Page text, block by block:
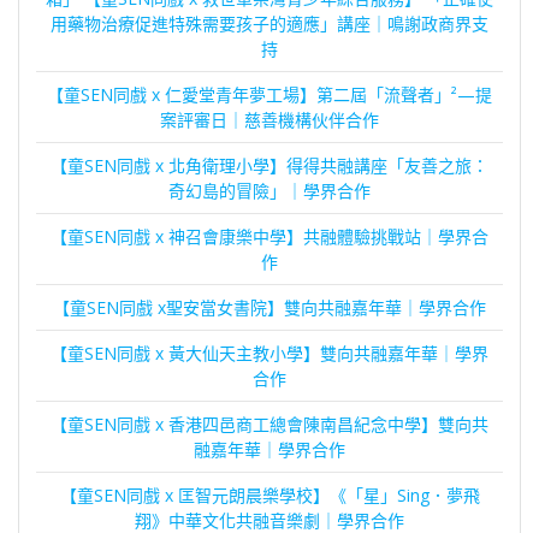
用藥物治療促進特殊需要孩子的適應」講座｜鳴謝政商界支
持
【童SEN同戲 x 仁愛堂青年夢工場】第二屆「流聲者」²—提
案評審日｜慈善機構伙伴合作
【童SEN同戲 x 北角衛理小學】得得共融講座「友善之旅：
奇幻島的冒險」｜學界合作
【童SEN同戲 x 神召會康樂中學】共融體驗挑戰站｜學界合
作
【童SEN同戲 x聖安當女書院】雙向共融嘉年華｜學界合作
【童SEN同戲 x 黃大仙天主教小學】雙向共融嘉年華｜學界
合作
【童SEN同戲 x 香港四邑商工總會陳南昌紀念中學】雙向共
融嘉年華｜學界合作
【童SEN同戲 x 匡智元朗晨樂學校】《「星」Sing．夢飛
翔》中華文化共融音樂劇｜學界合作